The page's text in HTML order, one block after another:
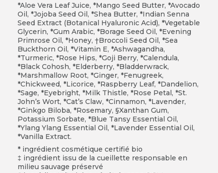
*Aloe Vera Leaf Juice, *Mango Seed Butter, *Avocado
Oil, *Jojoba Seed Oil, *Shea Butter, *Indian Senna
Seed Extract (Botanical Hyaluronic Acid), *Vegetable
Glycerin, *Gum Arabic, *Borage Seed Oil, *Evening
Primrose Oil, *Honey, †Broccoli Seed Oil, *Sea
Buckthorn Oil, *Vitamin E, *Ashwagandha,
*Turmeric, *Rose Hips, *Goji Berry, *Calendula,
*Black Cohosh, *Elderberry, *Bladderwrack,
*Marshmallow Root, *Ginger, *Fenugreek,
*Chickweed, *Licorice, *Raspberry Leaf, *Dandelion,
*Sage, *Eyebright, *Milk Thistle, *Rose Petal, *St.
John’s Wort, *Cat’s Claw, *Cinnamon, *Lavender,
*Ginkgo Biloba, *Rosemary, §Xanthan Gum,
Potassium Sorbate, *Blue Tansy Essential Oil,
*Ylang Ylang Essential Oil, *Lavender Essential Oil,
*Vanilla Extract.
* ingrédient cosmétique certifié bio
ingrédient issu de la cueillette responsable en
milieu sauvage préservé